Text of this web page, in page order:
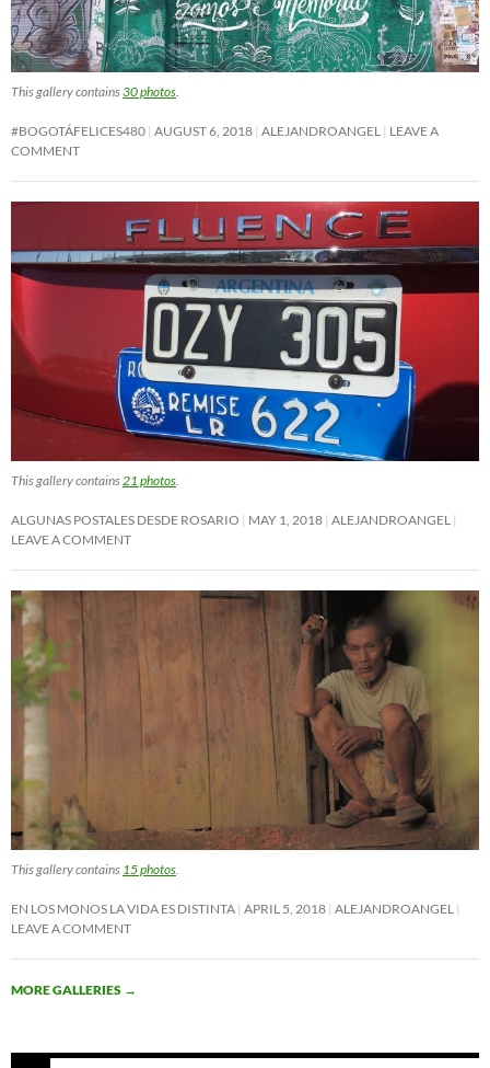
This gallery contains30 photos
#BOGOTÁFELICES480 AUGUST 6, 2018 ALEJANDROANGEL
LEAVE A
COMMENT
This gallery contains 21 photos
ALGUNAS POSTALES DESDE ROSARIO MAY 1, 2018 ALEJANDROANGEL
LEAVE A COMMENT
This gallery contains 15 photos
EN LOS MONOS LA VIDA ES DISTINTA APRIL 5, 2018 ALEJANDROANGEL
LEAVE A COMMENT
MORE GALLERIES →